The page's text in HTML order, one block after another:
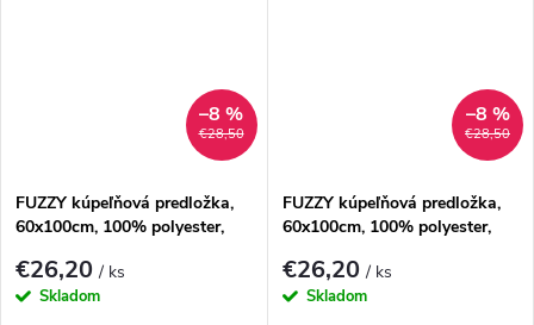
€28,50
–8 %
FUZZY kúpeľňová predložka,
60x100cm, 100% polyester,
€26,20/ ks
Skladom
€28,50
–8 %
FUZZY kúpeľňová predložka,
60x100cm, 100% polyester,
€26,20/ ks
Skladom